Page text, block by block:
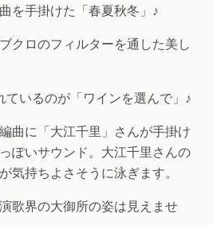
を手掛けた「春夏秋冬」♪
クロのフィルターを通した美し
ているのが「ワインを選んで」♪
曲に「大江千里」さんが手掛け
ぽいサウンド。大江千里さんの
気持ちよさそうに泳ぎます。
歌界の大御所の姿は見えませ